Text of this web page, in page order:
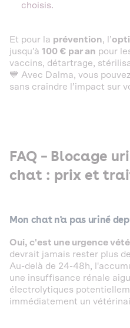
choisis.
Et pour la prévention, l’
jusqu’à 100 € par an pour
vaccins, détartrage,
💙 Avec Dalma, vous
sans craindre l’impact sur
FAQ – Blocage
chat : prix et
Mon chat n'a pas uriné
Oui, c'est une urgence
devrait jamais rester plus
Au-delà de 24-48h,
une insuffisance rénale
électrolytiques
immédiatement un